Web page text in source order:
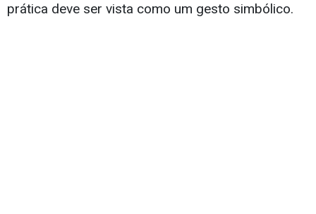
prática deve ser vista como um gesto simbólico.